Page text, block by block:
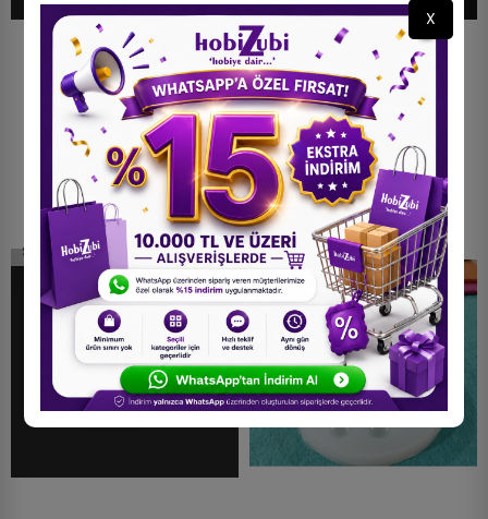
Kolye Reçine Epoksi Kalıp -
Dikdörtgen -Kod:150
45,00 TL
Kolye Reçine Epoksi Kalıbı -
Damla - Kod:159
45,00 TL
STOKTA YOK
X